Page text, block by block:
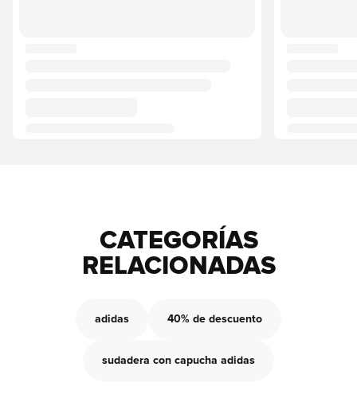
CATEGORÍAS
RELACIONADAS
adidas 40% de descuento
sudadera con capucha adidas